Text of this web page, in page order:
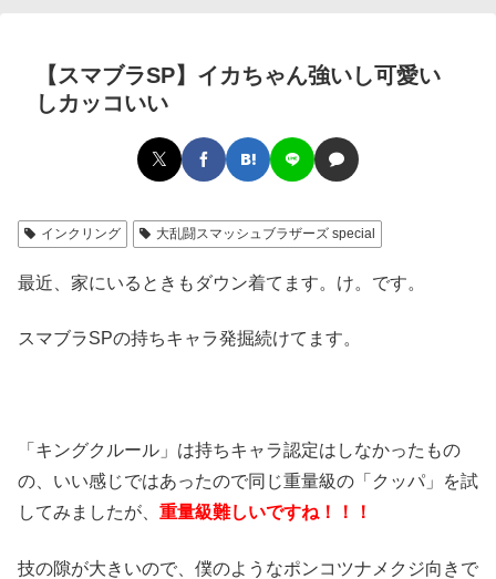
【スマブラSP】イカちゃん強いし可愛い
しカッコいい
インクリング 大乱闘スマッシュブラザーズ special
最近、家にいるときもダウン着てます。け。です。
スマブラSPの持ちキャラ発掘続けてます。
「キングクルール」は持ちキャラ認定はしなかったもの
の、いい感じではあったので同じ重量級の「クッパ」を試
してみましたが、 重量級難しいですね！！！
技の隙が大きいので、僕のようなポンコツナメクジ向きで